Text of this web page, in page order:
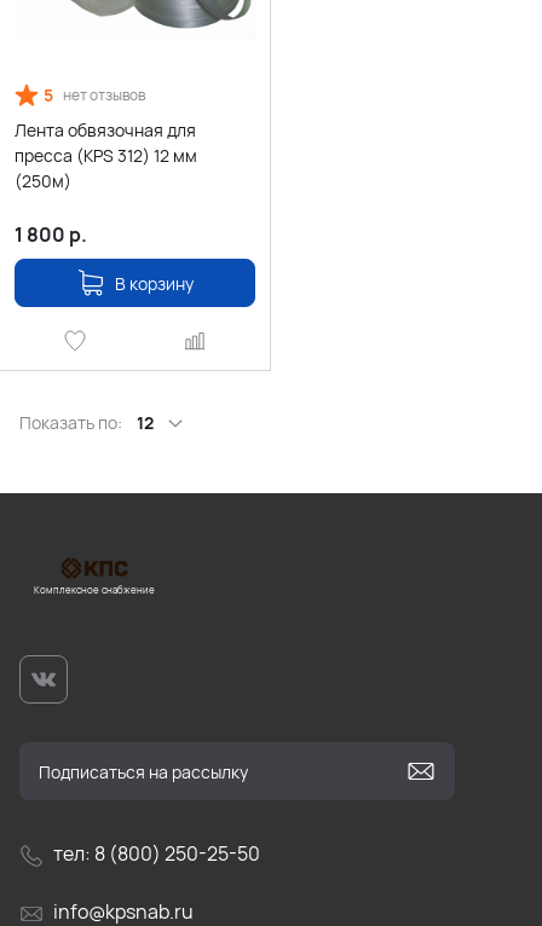
5 нет отзывов
Лента обвязочная для
пресса (KPS 312) 12 мм
(250м)
1 800 р.
В корзину
Показать по: 12
Комплексное снабжение
тел: 8 (800) 250-25-50
info@kpsnab.ru